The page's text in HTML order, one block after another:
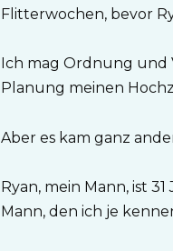
Flitterwochen, bevor
Ich mag Ordnung und
Planung meinen
Aber es kam ganz
Ryan, mein Mann, ist
Mann, den ich je